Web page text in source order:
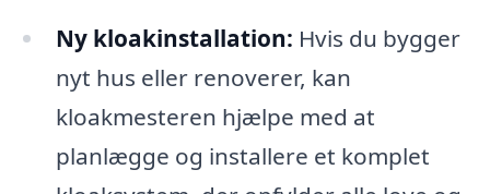
Ny kloakinstallation: Hvis du bygger
nyt hus eller renoverer, kan
kloakmesteren hjælpe med at
planlægge og installere et komplet